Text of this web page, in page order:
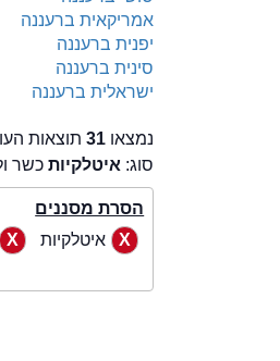
אמריקאית ברעננה
יפנית ברעננה
סינית ברעננה
ישראלית ברעננה
נמצאו 31תוצאות
סוג: איטלקיותכשר
הסרת מסננים
איטלקיות